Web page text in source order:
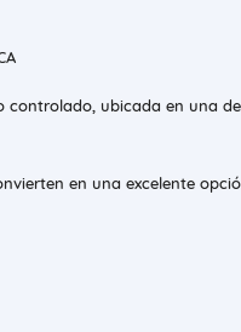
controlado, ubicada en una de
en una excelente